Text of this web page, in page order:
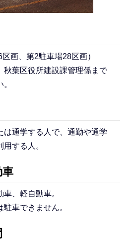
画、第2駐車場28区画）
秋葉区役所建設課管理係まで
は通学する人で、通勤や通学
する人。
車
、軽自動車。
車できません。